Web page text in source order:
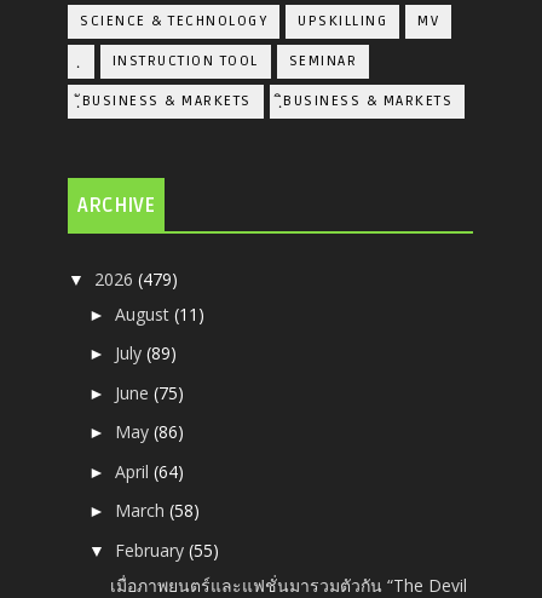
SCIENCE & TECHNOLOGY UPSKILLING MV
INSTRUCTION TOOL SEMINAR
ฺัBUSINESS & MARKETS ฺิBUSINESS & MARKETS
ARCHIVE
▼ 2026(479)
►August(11)
► July(89)
► June(75)
► May(86)
►April(64)
► March(58)
▼ February(55)
เมื่อภาพยนตร์และแฟชั่นมารวมตัวกัน “The Devil